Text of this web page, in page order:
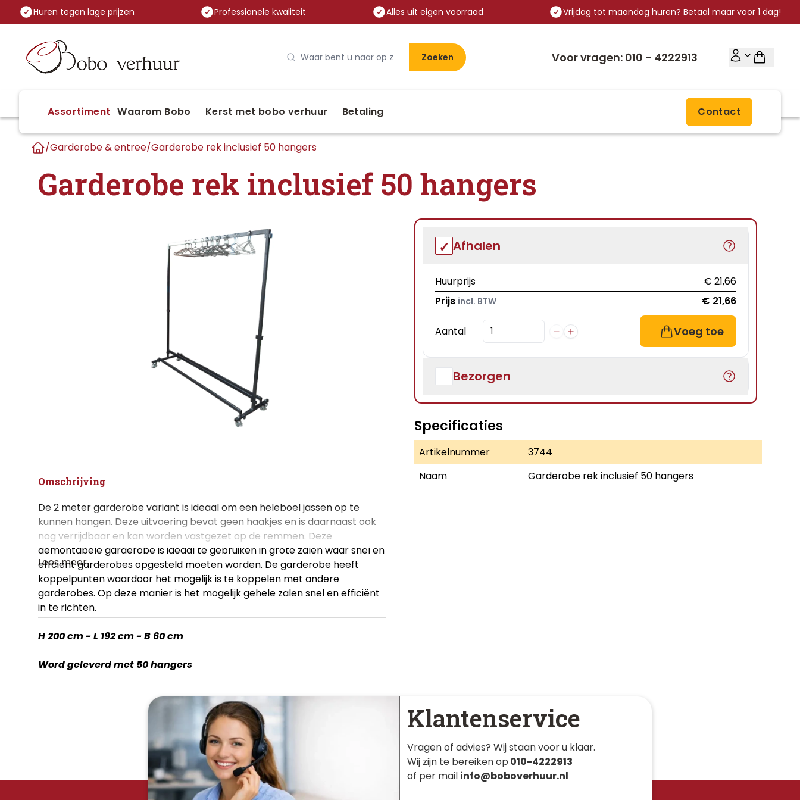
Huren tegen lage prijzen Professionele kwaliteit Alles uit eigen voorraad Vrijdag tot maandag huren? Betaal maar voor 1 dag!
Zoeken Voor vragen: 010 - 4222913
Assortiment Waarom Bobo Kerst met bobo verhuur Betaling Contact
/Garderobe & entree/Garderobe rek inclusief 50 hangers
Garderobe rek inclusief 50 hangers
Omschrijving
De 2 meter garderobe variant is ideaal om een heleboel jassen op te
kunnen hangen. Deze uitvoering bevat geen haakjes en is daarnaast ook
nog verrijdbaar en kan worden vastgezet op de remmen. Deze
demontabele garderobe is ideaal te gebruiken in grote zalen waar snel en
effciënt garderobes opgesteld moeten worden. De garderobe heeft
koppelpunten waardoor het mogelijk is te koppelen met andere
garderobes. Op deze manier is het mogelijk gehele zalen snel en efficiënt
in te richten.
H 200 cm - L 192 cm - B 60 cm
Word geleverd met 50 hangers
Lees meer
Afhalen
Huurprijs
€ 21,66
Prijs incl. BTW € 21,66
Aantal Voeg toe
Bezorgen
Specificaties
Artikelnummer
3744
Naam
Garderobe rek inclusief 50 hangers
Klantenservice
Vragen of advies? Wij staan voor u klaar.
Wij zijn te bereiken op 010-4222913
of per mail info@boboverhuur.nl